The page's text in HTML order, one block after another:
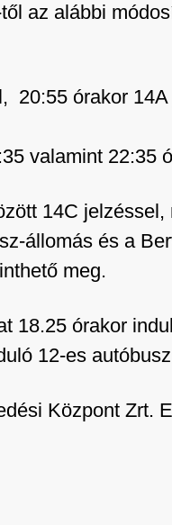
az alábbi
20:55 órakor
valamint 22:35
14C
állomás és a
meg.
18.25 órakor
12-es
Központ Zrt.